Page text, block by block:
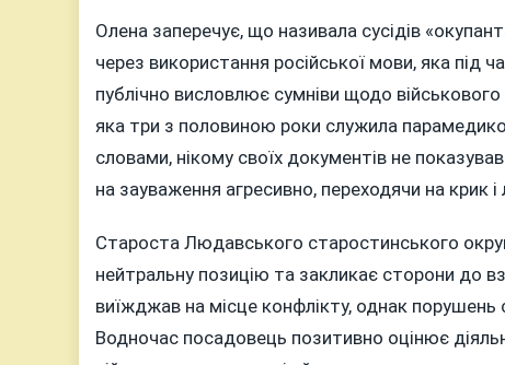
Олена заперечує, що називала сусідів
через використання російської мови, яка під
публічно висловлює сумніви щодо
яка три з половиною роки служила
словами, нікому своїх документів не
на зауваження агресивно, переходячи на крик і
Староста Людавського старостинського
нейтральну позицію та закликає сторони до
виїжджав на місце конфлікту, однак порушень
Водночас посадовець позитивно оцінює